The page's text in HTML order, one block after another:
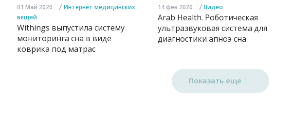
01 Май 2020 / Интернет медицинских
вещей
Withings выпустила систему
мониторинга сна в виде
коврика под матрас
14 фев 2020 / Видео
Arab Health. Роботическая
ультразвуковая система для
диагностики апноэ сна
Показать еще